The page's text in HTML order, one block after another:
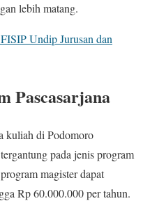
lebih matang.
Undip Jurusan dan
Pascasarjana
kuliah di Podomoro
pada jenis program
magister dapat
Rp 60.000.000 per tahun.